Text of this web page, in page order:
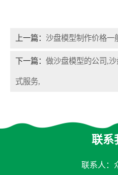
上一篇： 沙盘模型制作价格一
下一篇： 做沙盘模型的公司,
式服务,
联系
联系人：